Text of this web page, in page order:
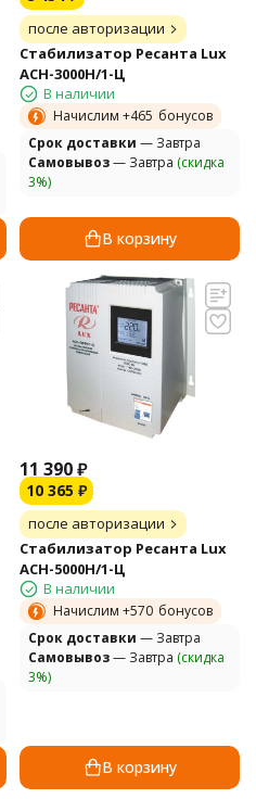
после авторизации
Стабилизатор Ресанта Lux
АСН-3000Н/1-Ц
В наличии
Начислим +465 бонусов
Cрок доставки — Завтра
Самовывоз— Завтра (скидка
3%)
В корзину
11 390₽
10 365 ₽
после авторизации
Стабилизатор Ресанта Lux
АСН-5000Н/1-Ц
В наличии
Начислим +570 бонусов
Cрок доставки — Завтра
Самовывоз— Завтра (скидка
3%)
В корзину